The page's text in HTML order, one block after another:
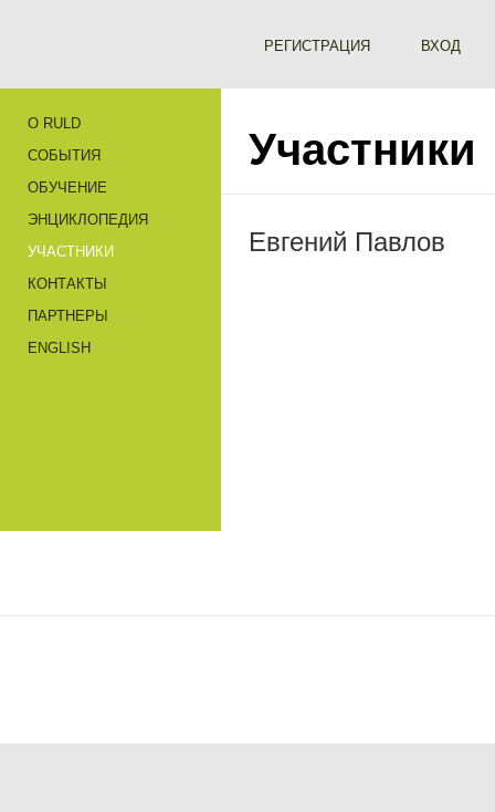
РЕГИСТРАЦИЯ ВХОД
О RULD
СОБЫТИЯ
ОБУЧЕНИЕ
ЭНЦИКЛОПЕДИЯ
УЧАСТНИКИ
КОНТАКТЫ
ПАРТНЕРЫ
ENGLISH
Участники
Евгений Павлов